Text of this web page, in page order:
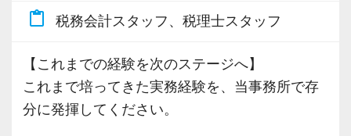
いった私たちの姿勢がお客様から評価されてい
今後もお客様に満足していただけるようにスキ
ルの向上を目指し、税務のプロとして高い信頼
新規顧問契約のお客様が毎年400件以上増加！
各オフィスに国税OB税理士が在籍しているの
で、税務調査にも精通しています。
税理士という仕事は不況に強い仕事で、融資対
content_paste 税務会計スタッフ、税理士スタッフ
【これまでの経験を次のステージへ】
これまで培ってきた実務経験を、当事務所で存
分に発揮してください。